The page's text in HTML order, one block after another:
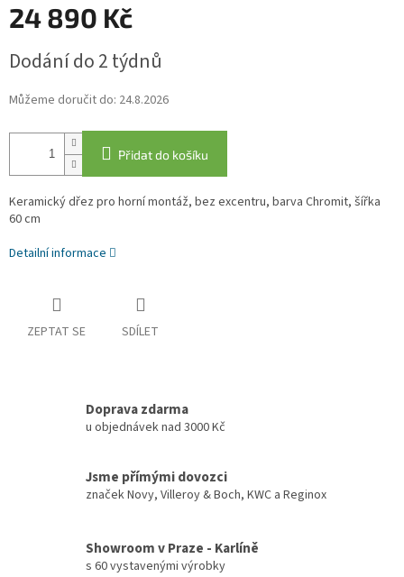
24 890 Kč
cena:
Dodání do 2 týdnů
Můžeme doručit do: 24.8.2026
Přidat do košíku
Keramický dřez pro horní montáž, bez excentru, barva Chromit, šířka
60 cm
Detailní informace
ZEPTAT SE SDÍLET
Doprava zdarma
u objednávek nad 3000 Kč
Jsme přímými dovozci
značek Novy, Villeroy & Boch, KWC a Reginox
Showroom v Praze - Karlíně
s 60 vystavenými výrobky